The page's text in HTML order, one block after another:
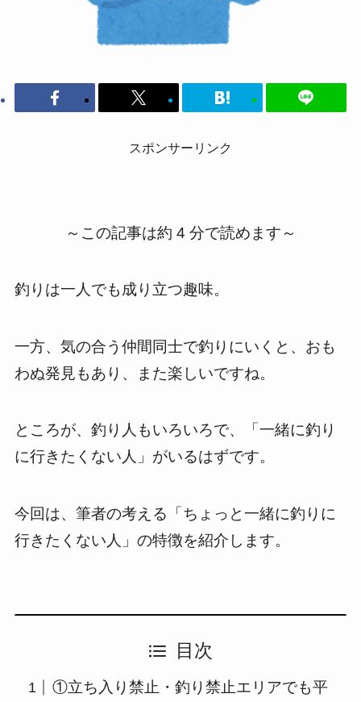
スポンサーリンク
～この記事は約 4 分で読めます～
釣りは一人でも成り立つ趣味。
一方、気の合う仲間同士で釣りにいくと、おも
わぬ発見もあり、また楽しいですね。
ところが、釣り人もいろいろで、「一緒に釣り
に行きたくない人」がいるはずです。
今回は、筆者の考える「ちょっと一緒に釣りに
行きたくない人」の特徴を紹介します。
目次
①立ち入り禁止・釣り禁止エリアでも平